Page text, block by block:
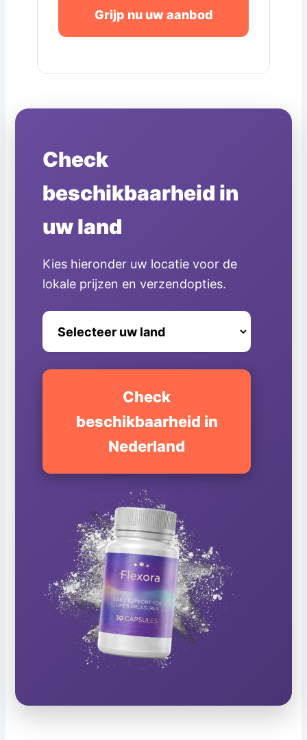
Grijp nu uw aanbod
Check
beschikbaarheid in
uw land
Kies hieronder uw locatie voor de
lokale prijzen en verzendopties.
Check
beschikbaarheid in
Nederland